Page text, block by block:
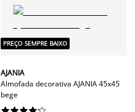
PREÇO SEMPRE BAIXO
AJANIA
Almofada decorativa AJANIA 45x45
bege